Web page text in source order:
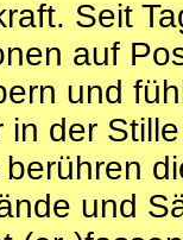
Seit
auf
und
in der
und